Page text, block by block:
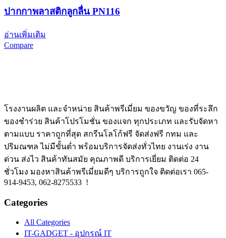
ปากกาพลาสติกลูกลื่น PN116
อ่านเพิ่มเติม
Compare
โรงงานผลิต และจำหน่าย สินค้าพรีเมี่ยม ของขวัญ ของที่ระลึก
ของชำร่วย สินค้าโปรโมชั่น ของแจก ทุกประเภท และรับจัดหา
ตามแบบ ราคาถูกที่สุด สกรีนโลโก้ฟรี จัดส่งฟรี กทม และ
ปริมณฑล ไม่มีขั้นต่ำ พร้อมบริการจัดส่งทั่วไทย งานเร่ง งาน
ด่วน ส่งไว สินค้าทันสมัย คุณภาพดี บริการเยี่ยม ติดต่อ 24
ชั่วโมง มองหาสินค้าพรีเมี่ยมดีๆ บริการถูกใจ ติดต่อเรา 065-
914-9453, 062-8275533 !
Categories
All Categories
IT-GADGET - อุปกรณ์ IT